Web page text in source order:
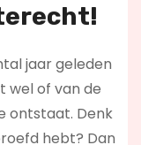
jaar geleden
wel of van de
ontstaat. Denk
hebt? Dan